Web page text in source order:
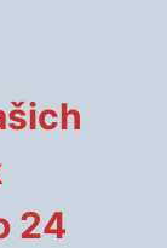
24